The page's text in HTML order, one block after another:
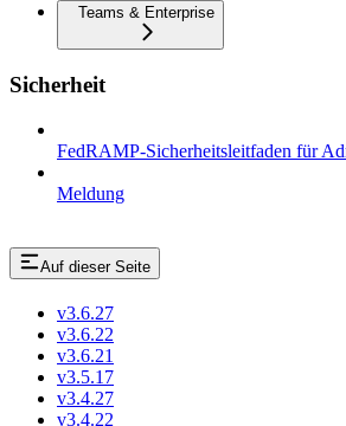
Teams & Enterprise
Sicherheit
FedRAMP-Sicherheitsleitfaden für
Meldung
Auf dieser Seite
v3.6.27
v3.6.22
v3.6.21
v3.5.17
v3.4.27
v3.4.22